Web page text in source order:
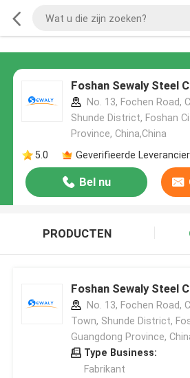
Foshan Sewaly Steel
No. 13, Fochen Road,
Shunde District, Foshan
Province, China,China
5.0
Geverifieerde Leverancier
Bel nu
PRODUCTEN
Foshan Sewaly Steel
No. 13, Fochen Road,
Town, Shunde District,
Guangdong Province,
Type Business:
Fabrikant